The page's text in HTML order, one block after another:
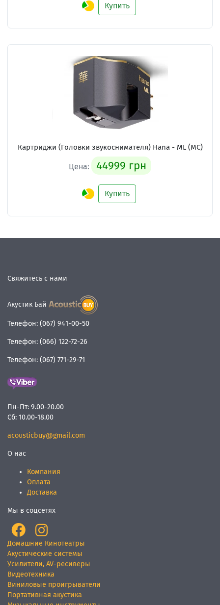
Купить
Картриджи (Головки звукоснимателя) Hana - ML (MC)
Цена: 44999 грн
Купить
Свяжитесь с нами
Акустик Бай
Телефон: (067) 941-00-50
Телефон: (066) 122-72-26
Телефон: (067) 771-29-71
Пн-Пт: 9.00-20.00
Сб: 10.00-18.00
acousticbuy@gmail.com
О нас
Компания
Оплата
Доставка
Мы в соцсетях
Домашние Кинотеатры
Акустические системы
Усилители, AV-ресиверы
Видеотехника
Виниловые проигрыватели
Портативная акустика